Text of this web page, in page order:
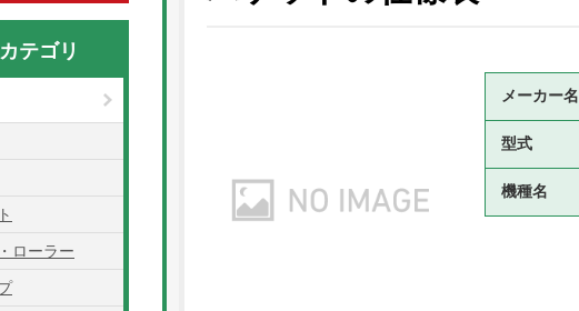
メーカー名
型式
機種名
テゴリ
ローラー